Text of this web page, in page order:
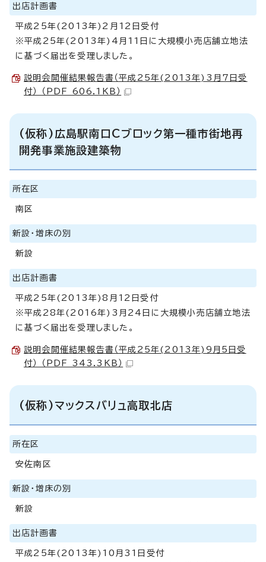
出店計画書
平成25年(2013年)2月12日受付
※平成25年(2013年)4月11日に大規模小売店舗立地法
に基づく届出を受理しました。
説明会開催結果報告書（平成25年(2013年)3月7日受
付） （PDF 606.1KB）
(仮称)広島駅南口Cブロック第一種市街地再
開発事業施設建築物
所在区
南区
新設・増床の別
新設
出店計画書
平成25年(2013年)8月12日受付
※平成28年(2016年)3月24日に大規模小売店舗立地法
に基づく届出を受理しました。
説明会開催結果報告書（平成25年(2013年)9月5日受
付） （PDF 343.3KB）
(仮称)マックスバリュ高取北店
所在区
安佐南区
新設・増床の別
新設
出店計画書
平成25年(2013年)10月31日受付